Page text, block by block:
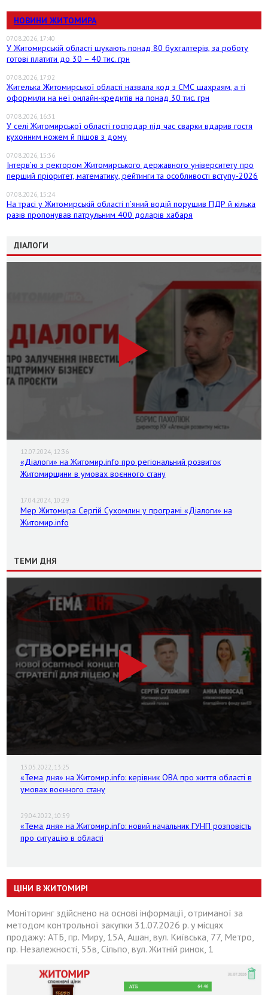
НОВИНИ ЖИТОМИРА
07.08.2026, 17:40
У Житомирській області шукають понад 80 бухгалтерів, за роботу
готові платити до 30 – 40 тис. грн
07.08.2026, 17:02
Жителька Житомирської області назвала код з СМС шахраям, а ті
оформили на неї онлайн-кредитів на понад 30 тис. грн
07.08.2026, 16:31
У селі Житомирської області господар під час сварки вдарив гостя
кухонним ножем й пішов з дому
07.08.2026, 15:36
Інтерв’ю з ректором Житомирського державного університету про
перший пріоритет, математику, рейтинги та особливості вступу-2026
07.08.2026, 15:24
На трасі у Житомирській області п’яний водій порушив ПДР й кілька
разів пропонував патрульним 400 доларів хабаря
ДІАЛОГИ
12.07.2024, 12:36
«Діалоги» на Житомир.info про регіональний розвиток
Житомирщини в умовах воєнного стану
17.04.2024, 10:29
Мер Житомира Сергій Сухомлин у програмі «Діалоги» на
Житомир.info
ТЕМИ ДНЯ
13.05.2022, 13:25
«Тема дня» на Житомир.info: керівник ОВА про життя області в
умовах воєнного стану
29.04.2022, 10:59
«Тема дня» на Житомир.info: новий начальник ГУНП розповість
про ситуацію в області
ЦІНИ В ЖИТОМИРІ
Моніторинг здійснено на основі інформації, отриманої за
методом контрольної закупки 31.07.2026 р. у місцях
продажу: АТБ, пр. Миру, 15А, Ашан, вул. Київська, 77, Метро,
пр. Незалежності, 55в, Сільпо, вул. Житній ринок, 1